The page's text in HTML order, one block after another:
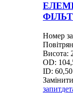
Номер
Висота:
OD:
ID:
запит